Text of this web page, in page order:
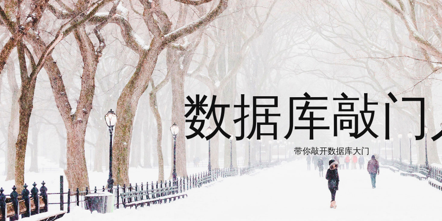
数据库敲
带你敲开数据库大门